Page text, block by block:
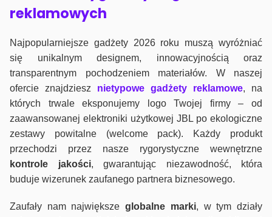
reklamowych
Najpopularniejsze gadżety 2026 roku muszą wyróżniać
się unikalnym designem, innowacyjnością oraz
transparentnym pochodzeniem materiałów. W naszej
ofercie znajdziesz nietypowe gadżety reklamowe, na
których trwale eksponujemy logo Twojej firmy – od
zaawansowanej elektroniki użytkowej JBL po ekologiczne
zestawy powitalne (welcome pack). Każdy produkt
przechodzi przez nasze rygorystyczne wewnętrzne
kontrole jakości, gwarantując niezawodność, która
buduje wizerunek zaufanego partnera biznesowego.
Zaufały nam największeglobalne marki, w tym działy